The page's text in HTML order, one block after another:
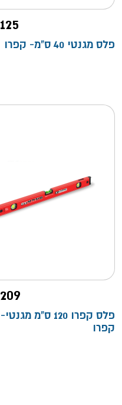
125
פלס מגנטי 40 ס"מ- קפרו
209
פלס קפרו 120 ס"מ מגנטי-
קפרו